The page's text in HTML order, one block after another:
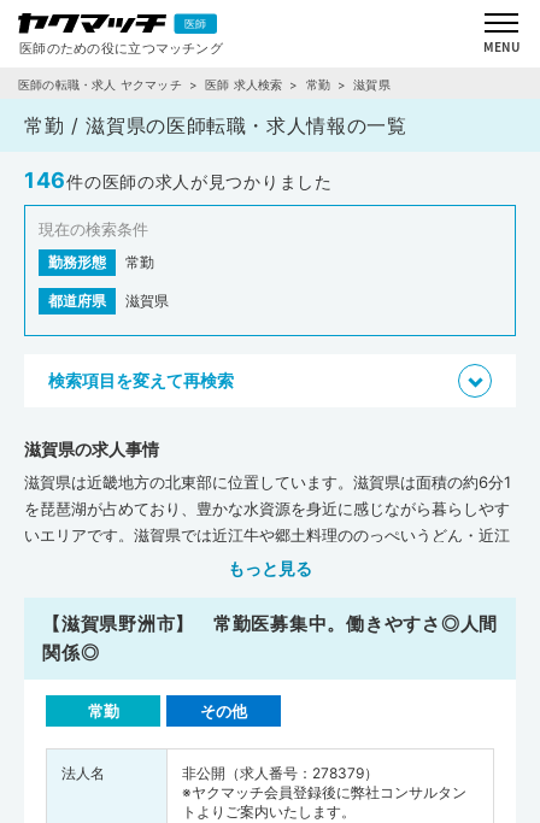
医師の転職・求人 ヤクマッチ 医師 求人検索 常勤 滋賀県
常勤 / 滋賀県の医師転職・求人情報の一覧
146件の医師の求人が見つかりました
現在の検索条件
勤務形態 常勤
都道府県 滋賀県
検索項目を変えて再検索
滋賀県の求人事情
滋賀県は近畿地方の北東部に位置しています。滋賀県は面積の約6分1
を琵琶湖が占めており、豊かな水資源を身近に感じながら暮らしやす
いエリアです。滋賀県では近江牛や郷土料理ののっぺいうどん・近江
ちゃんぽんなどのグルメが楽しめます。大阪府や京都府から近いこと
科大学」があり、地域医療の教育・研究拠点として、医療機関と共同
しながら専門医を養成する事業などをおこなっています。日本医師会
の『地域医療情報システム JMAP』によると、平成30年11月時点
で、滋賀県には一般診療所が936軒、病院が59軒、歯科が578軒、在
宅療養支援診療所が161軒、在宅療養支援病院が12軒、介護施設が
2,467軒あります。全国平均施設数(人口10万人あたり)と比べてみる
と、滋賀県は一般診療所・病院・歯科・在宅療養支援診療所・在宅療
養支援病院の数が全国平均を下まわっている状況です。一方で、介護
もっと見る
【滋賀県野洲市】 常勤医募集中。働きやすさ◎人間
関係◎
常勤 その他
法人名
非公開（求人番号：278379）
※ヤクマッチ会員登録後に弊社コンサルタン
トよりご案内いたします。